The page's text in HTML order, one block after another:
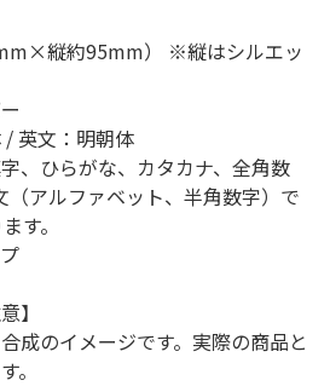
縦約95mm） ※縦はシルエッ
/ 英文：明朝体
、ひらがな、カタカナ、全角数
アルファベット、半角数字）で
す。
】
成のイメージです。実際の商品と
。